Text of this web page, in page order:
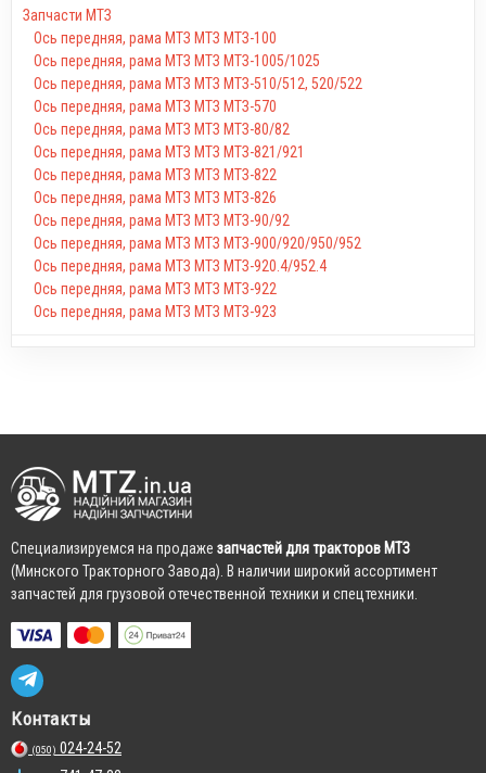
Запчасти МТЗ
Ось передняя, рама МТЗ МТЗ МТЗ-100
Ось передняя, рама МТЗ МТЗ МТЗ-1005/1025
Ось передняя, рама МТЗ МТЗ МТЗ-510/512, 520/522
Ось передняя, рама МТЗ МТЗ МТЗ-570
Ось передняя, рама МТЗ МТЗ МТЗ-80/82
Ось передняя, рама МТЗ МТЗ МТЗ-821/921
Ось передняя, рама МТЗ МТЗ МТЗ-822
Ось передняя, рама МТЗ МТЗ МТЗ-826
Ось передняя, рама МТЗ МТЗ МТЗ-90/92
Ось передняя, рама МТЗ МТЗ МТЗ-900/920/950/952
Ось передняя, рама МТЗ МТЗ МТЗ-920.4/952.4
Ось передняя, рама МТЗ МТЗ МТЗ-922
Ось передняя, рама МТЗ МТЗ МТЗ-923
Cпециализируемся на продаже запчастей для тракторов МТЗ
(Минского Тракторного Завода). В наличии широкий ассортимент
запчастей для грузовой отечественной техники и спецтехники.
Контакты
(050) 024-24-52